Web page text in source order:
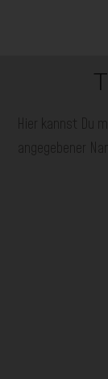
Hier kannst Du
angegebener